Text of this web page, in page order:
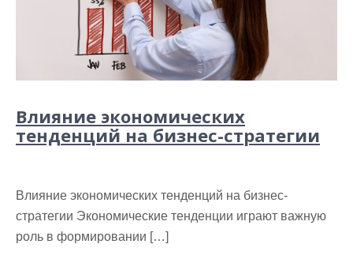
Влияние экономических
тенденций на бизнес-стратегии
Влияние экономических тенденций на бизнес-
стратегии Экономические тенденции играют важную
роль в формировании […]